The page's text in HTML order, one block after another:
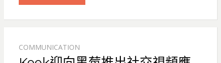
COMMUNICATION